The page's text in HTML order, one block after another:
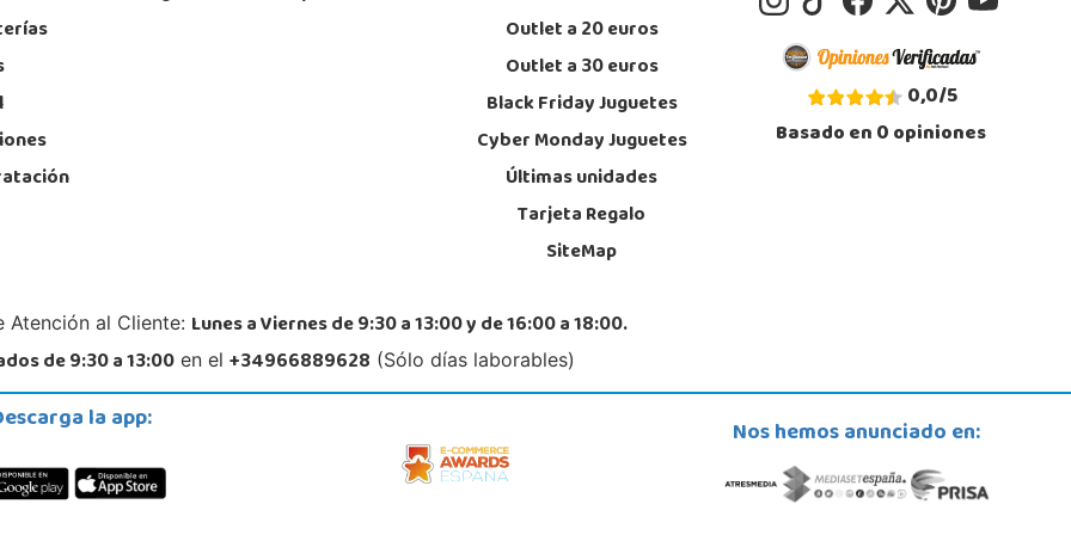
Juguetilandia Murcia Juguetilandia Orihuela
AVDA. TEODOMIRO, 13, LOS ANDENES
966 736 930
Localizar Tienda
STOCK DISPONIBLE
03610, Petrer
966 952 733
Localizar Tienda
03550, San Juan
965 655 958
Localizar Tienda
STOCK DISPONIBLE
Juguetilandia Valencia Gran Turia
Outlet a 20 euros
Outlet a 30 euros
Black Friday Juguetes
Cyber Monday Juguetes
Últimas unidades
Tarjeta Regalo
SiteMap
0,0/5
Basado en0opiniones
Atención al Cliente: Lunes a Viernes de 9:30 a 13:00 y de 16:00 a 18:00.
de 9:30 a 13:00en el +34966889628 (Sólo días laborables)
la app: Nos hemos anunciado en: